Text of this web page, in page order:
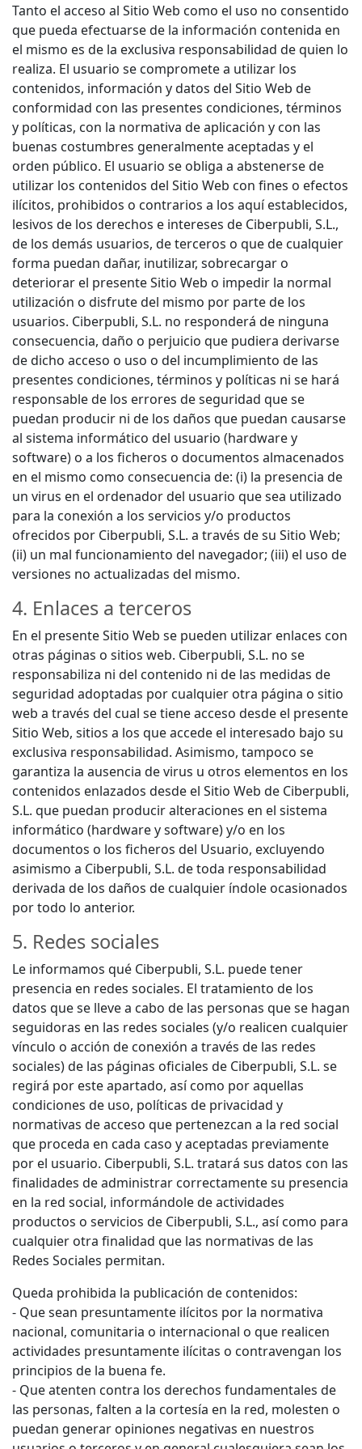
Tanto el acceso al Sitio Web como el uso no consentido
que pueda efectuarse de la información contenida en
el mismo es de la exclusiva responsabilidad de quien lo
realiza. El usuario se compromete a utilizar los
contenidos, información y datos del Sitio Web de
conformidad con las presentes condiciones, términos
y políticas, con la normativa de aplicación y con las
buenas costumbres generalmente aceptadas y el
orden público. El usuario se obliga a abstenerse de
utilizar los contenidos del Sitio Web con fines o efectos
ilícitos, prohibidos o contrarios a los aquí establecidos,
lesivos de los derechos e intereses de Ciberpubli, S.L.,
de los demás usuarios, de terceros o que de cualquier
forma puedan dañar, inutilizar, sobrecargar o
deteriorar el presente Sitio Web o impedir la normal
utilización o disfrute del mismo por parte de los
usuarios. Ciberpubli, S.L. no responderá de ninguna
consecuencia, daño o perjuicio que pudiera derivarse
de dicho acceso o uso o del incumplimiento de las
presentes condiciones, términos y políticas ni se hará
responsable de los errores de seguridad que se
puedan producir ni de los daños que puedan causarse
al sistema informático del usuario (hardware y
software) o a los ficheros o documentos almacenados
en el mismo como consecuencia de: (i) la presencia de
un virus en el ordenador del usuario que sea utilizado
para la conexión a los servicios y/o productos
ofrecidos por Ciberpubli, S.L. a través de su Sitio Web;
(ii) un mal funcionamiento del navegador; (iii) el uso de
versiones no actualizadas del mismo.
4. Enlaces a terceros
En el presente Sitio Web se pueden utilizar enlaces con
otras páginas o sitios web. Ciberpubli, S.L. no se
responsabiliza ni del contenido ni de las medidas de
seguridad adoptadas por cualquier otra página o sitio
web a través del cual se tiene acceso desde el presente
Sitio Web, sitios a los que accede el interesado bajo su
exclusiva responsabilidad. Asimismo, tampoco se
garantiza la ausencia de virus u otros elementos en los
contenidos enlazados desde el Sitio Web de Ciberpubli,
S.L. que puedan producir alteraciones en el sistema
informático (hardware y software) y/o en los
documentos o los ficheros del Usuario, excluyendo
asimismo a Ciberpubli, S.L. de toda responsabilidad
derivada de los daños de cualquier índole ocasionados
por todo lo anterior.
5. Redes sociales
Le informamos qué Ciberpubli, S.L. puede tener
presencia en redes sociales. El tratamiento de los
datos que se lleve a cabo de las personas que se hagan
seguidoras en las redes sociales (y/o realicen cualquier
vínculo o acción de conexión a través de las redes
sociales) de las páginas oficiales de Ciberpubli, S.L. se
regirá por este apartado, así como por aquellas
condiciones de uso, políticas de privacidad y
normativas de acceso que pertenezcan a la red social
que proceda en cada caso y aceptadas previamente
por el usuario. Ciberpubli, S.L. tratará sus datos con las
finalidades de administrar correctamente su presencia
en la red social, informándole de actividades
productos o servicios de Ciberpubli, S.L., así como para
cualquier otra finalidad que las normativas de las
Redes Sociales permitan.
Queda prohibida la publicación de contenidos:
- Que sean presuntamente ilícitos por la normativa
nacional, comunitaria o internacional o que realicen
actividades presuntamente ilícitas o contravengan los
principios de la buena fe.
- Que atenten contra los derechos fundamentales de
las personas, falten a la cortesía en la red, molesten o
puedan generar opiniones negativas en nuestros